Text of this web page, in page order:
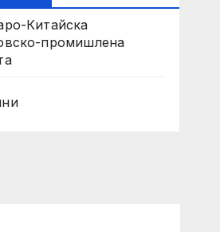
Китайска
промишлена